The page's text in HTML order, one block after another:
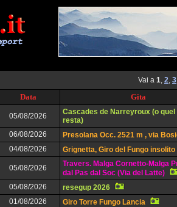
Vai a 1, 2, 3
Data Gita
05/08/2026
Cascades de Narreyroux (o quel
resta)
06/08/2026
Presolana Occ. 2521 m , via
04/08/2026
Grignetta, Giro del Fungo insolito
05/08/2026
Travers. Malga Cornetto-Malga
dal Pas dal Soc (Via del Latte)
05/08/2026
resegup 2026
01/08/2026
Giro Torre Fungo Lancia